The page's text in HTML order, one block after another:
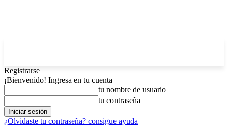
Registrarse
¡Bienvenido! Ingresa en tu cuenta
tu nombre de usuario
tu contraseña
¿Olvidaste tu contraseña? consigue ayuda